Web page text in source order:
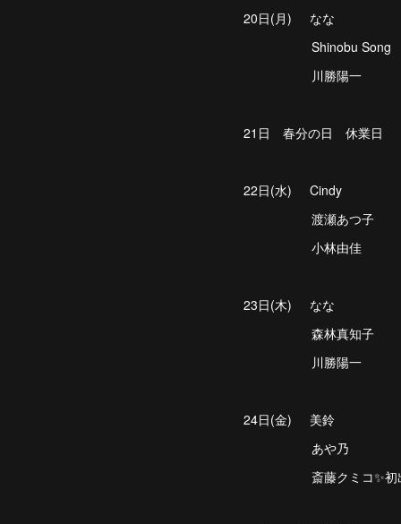
20日(月) なな
Shinobu Song
川勝陽一
21日 春分の日 休業日
22日(水) Cindy
渡瀬あつ子
小林由佳
23日(木) なな
森林真知子
川勝陽一
24日(金) 美鈴
あや乃
斎藤クミコ✨初出